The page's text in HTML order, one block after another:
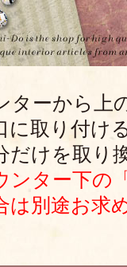
ターから上
に取り付け
だけを取り
ター下の
は別途お求